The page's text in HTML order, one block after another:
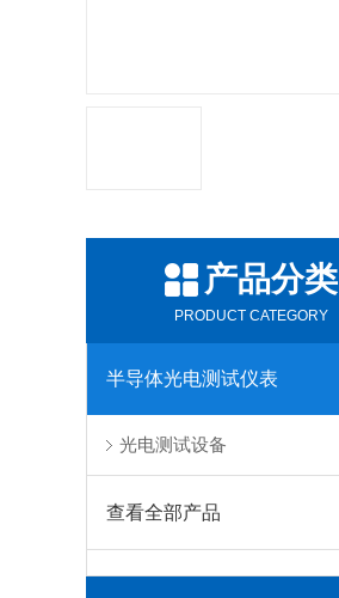
产品分类
PRODUCT CATEGORY
半导体光电测试仪表
光电测试设备
查看全部产品